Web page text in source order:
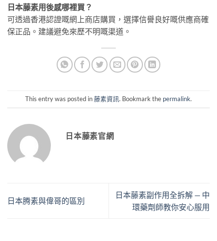
日本藤素用後感哪裡買？
可透過香港認證嘅網上商店購買，選擇信譽良好嘅供應商確
保正品。建議避免來歷不明嘅渠道。
This entry was posted in藤素資訊. Bookmark the permalink.
日本藤素官網
日本腾素與偉哥的區別
日本藤素副作用全拆解 — 中
環藥劑師教你安心服用